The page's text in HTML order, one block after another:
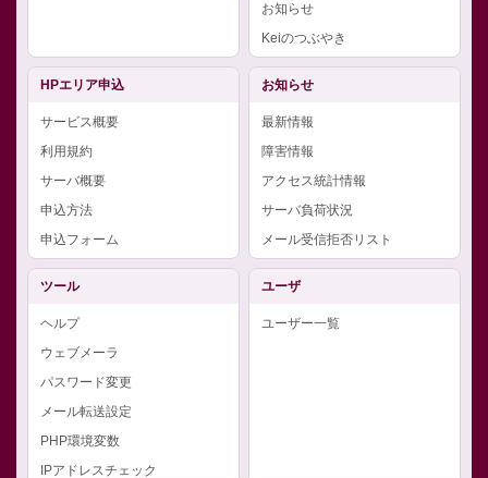
お知らせ
Keiのつぶやき
HPエリア申込
サービス概要
利用規約
サーバ概要
申込方法
申込フォーム
お知らせ
最新情報
障害情報
アクセス統計情報
サーバ負荷状況
メール受信拒否リスト
ツール
ヘルプ
ウェブメーラ
パスワード変更
メール転送設定
PHP環境変数
IPアドレスチェック
ユーザ
ユーザー一覧